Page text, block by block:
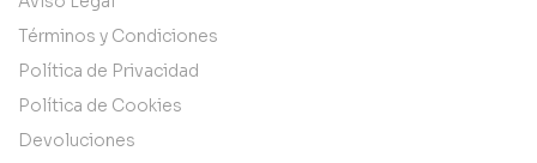
Términos y Condiciones
Política de Privacidad
Política de Cookies
Devoluciones